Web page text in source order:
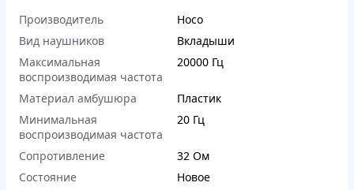
Производитель
Hoco
Вид наушников
Вкладыши
Максимальная
воспроизводимая частота
20000 Гц
Материал амбушюра
Пластик
Минимальная
воспроизводимая частота
20 Гц
Сопротивление
32 Ом
Состояние
Новое